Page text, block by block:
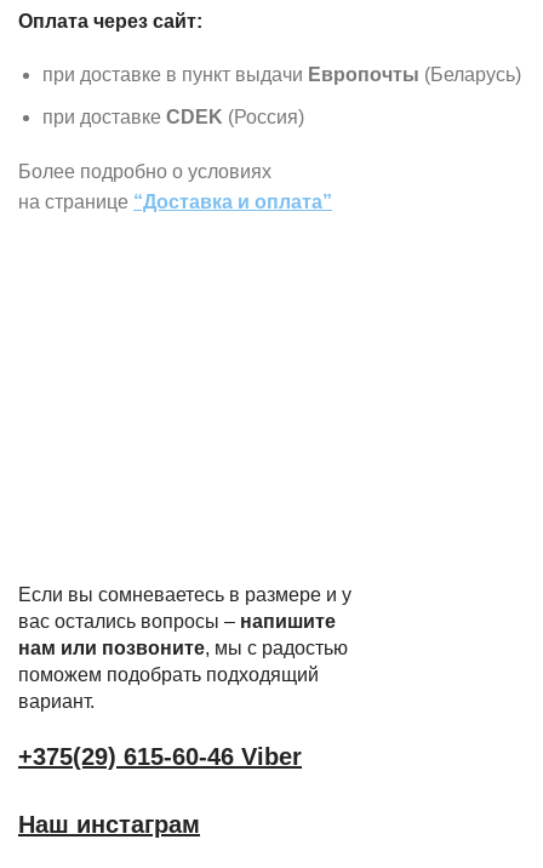
Оплата через сайт:
при доставке в пункт выдачи Европочты (Беларусь)
при доставке CDEK (Россия)
Более подробно о условиях
на странице “Доставка и оплата”
Если вы сомневаетесь в размере и у
вас остались вопросы – напишите
нам или позвоните, мы с радостью
поможем подобрать подходящий
вариант.
+375(29) 615-60-46 Viber
Наш инстаграм